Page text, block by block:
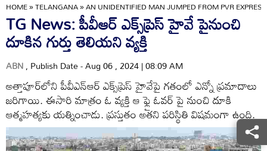
HOME»TELANGANA»AN UNIDENTIFIED MAN JUMPED FROM PVR
TG News: పీవీఆర్ ఎక్స్‌ప్రెస్ హైవే పైనుంచి
దూకిన గుర్తు తెలియని వ్యక్తి
ABN, Publish Date - Aug 06 , 2024 | 08:09 AM
అత్తాపూర్‌లోని పీవీఎన్ఆర్ ఎక్స్‌ప్రెస్ హైవేపై గతంలో ఎన్నో ప్రమాదాలు
జరిగాయి. ఈసారి మాత్రం ఓ వ్యక్తి ఆ ఫ్లై ఓవర్ పై నుంచి దూకి
ఆత్మహత్యకు యత్నించాడు. ప్రస్తుతం అతని పరిస్థితి విషమంగా ఉంది.